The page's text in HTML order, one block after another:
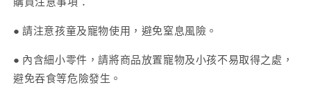
● 請注意孩童及寵物使用，避免窒息風險。
● 內含細小零件，請將商品放置寵物及小孩不易取得之處，
避免吞食等危險發生。